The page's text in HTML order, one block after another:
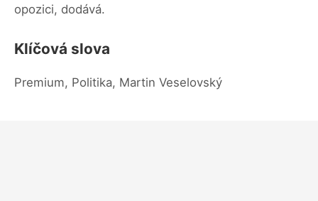
opozici, dodává.
Klíčová slova
Premium, Politika, Martin Veselovský